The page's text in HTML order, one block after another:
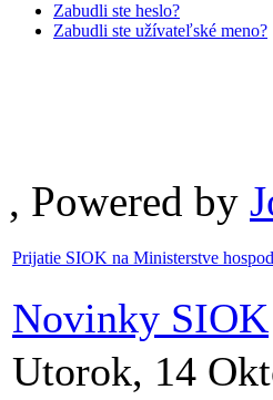
Zabudli ste heslo?
Zabudli ste užívateľské meno?
, Powered by
Prijatie SIOK na Ministerstve
Novinky SIOK
Utorok, 14